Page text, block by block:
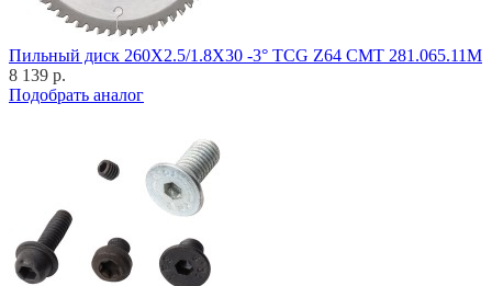
Пильный диск 260X2.5/1.8X30 -3° TCG Z64 CMT 281.065.11M
8 139 р.
Подобрать аналог